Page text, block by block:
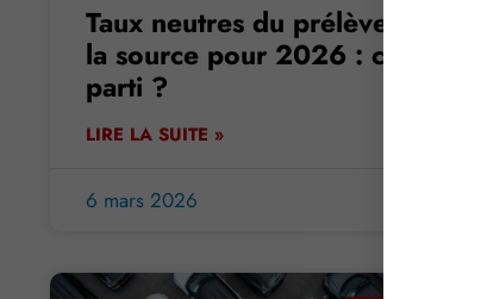
Taux neutres du prélèvement à
la source pour 2026 : c’est
parti ?
LIRE LA SUITE »
6 mars 2026